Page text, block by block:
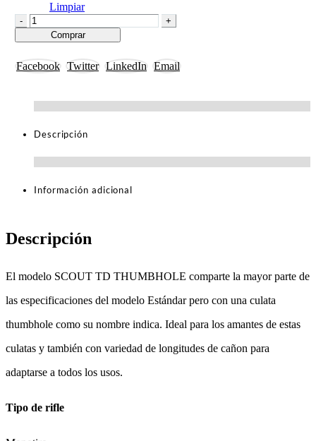
Limpiar
-
+
Comprar
Facebook Twitter LinkedIn Email
Descripción
Información adicional
Descripción
El modelo SCOUT TD THUMBHOLE comparte la mayor parte de
las especificaciones del modelo Estándar pero con una culata
thumbhole como su nombre indica. Ideal para los amantes de estas
culatas y también con variedad de longitudes de cañon para
adaptarse a todos los usos.
Tipo de rifle